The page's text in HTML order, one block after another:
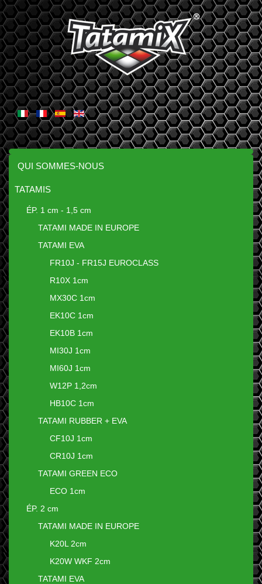
QUI SOMMES-NOUS
TATAMIS
ÉP. 1 cm - 1,5 cm
TATAMI MADE IN EUROPE
TATAMI EVA
FR10J - FR15J EUROCLASS
R10X 1cm
MX30C 1cm
EK10C 1cm
EK10B 1cm
MI30J 1cm
MI60J 1cm
W12P 1,2cm
HB10C 1cm
TATAMI RUBBER + EVA
CF10J 1cm
CR10J 1cm
TATAMI GREEN ECO
ECO 1cm
ÉP. 2 cm
TATAMI MADE IN EUROPE
K20L 2cm
K20W WKF 2cm
TATAMI EVA